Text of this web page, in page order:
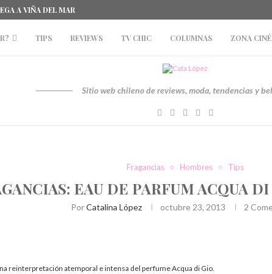
A VIÑA DEL MAR
TIPS REVIEWS TV CHIC COLUMNAS ZONA
Sitio web chileno de reviews, moda, tendencias y
Fragancias Hombres Tips
EAU DE PARFUM ACQUA
PorCatalina López octubre 23, 2013 2
reinterpretación atemporal e intensa del perfume Acqua di Gio.